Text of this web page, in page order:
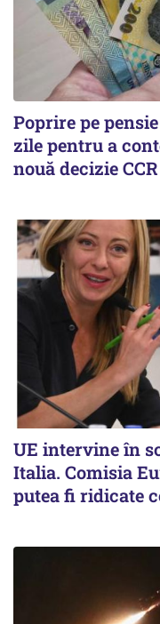
Poprire pe
zile pentru a
nouă decizie CCR
UE intervine în
Italia. Comisia
putea fi ridicate